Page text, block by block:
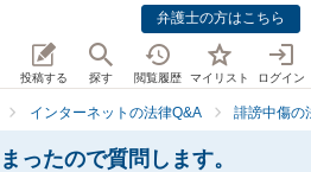
弁護士の方はこちら
投稿する 探す 閲覧履歴 マイリスト ログイン
インターネットの法律Q&A 誹謗中傷の
ったので質問します。